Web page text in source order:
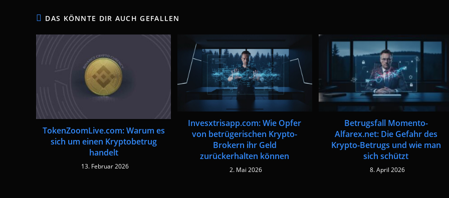
DAS KÖNNTE DIR AUCH GEFALLEN
TokenZoomLive.com: Warum es
sich um einen Kryptobetrug
handelt
13. Februar 2026
Invesxtrisapp.com: Wie Opfer
von betrügerischen Krypto-
Brokern ihr Geld
zurückerhalten können
2. Mai 2026
Betrugsfall Momento-
Alfarex.net: Die Gefahr des
Krypto-Betrugs und wie man
sich schützt
8. April 2026